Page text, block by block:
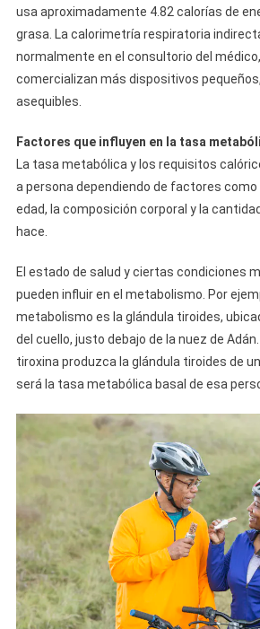
usa aproximadamente 4.82 calorías de
grasa. La calorimetría respiratoria
normalmente en el consultorio del
comercializan más dispositivos
asequibles.
Factores que influyen en la tasa
La tasa metabólica y los requisitos
a persona dependiendo de factores como
edad, la composición corporal y la
hace.
El estado de salud y ciertas condiciones
pueden influir en el metabolismo. Por
metabolismo es la glándula tiroides,
del cuello, justo debajo de la nuez de
tiroxina produzca la glándula tiroides de
será la tasa metabólica basal de esa